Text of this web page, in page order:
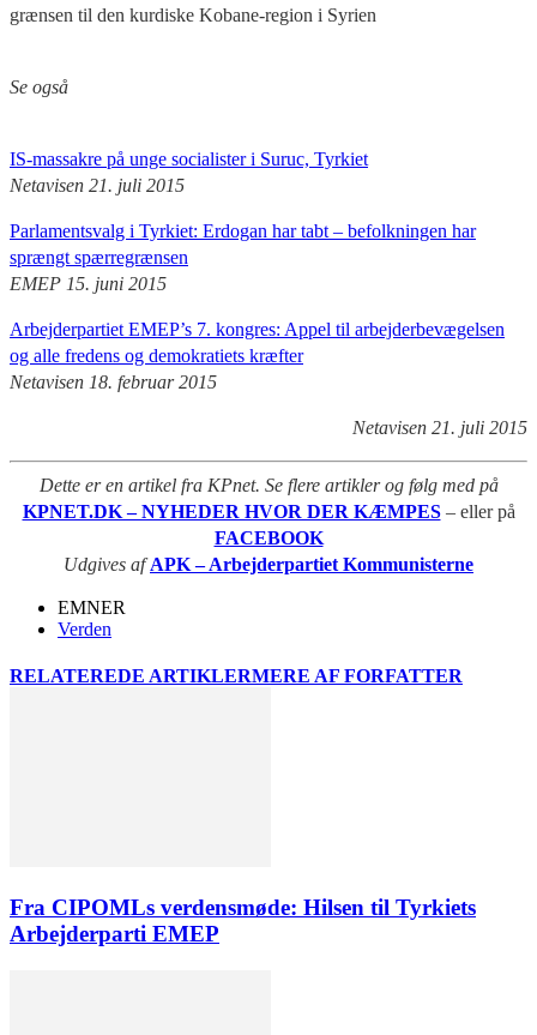
grænsen til den kurdiske Kobane-region i Syrien
Se også
IS-massakre på unge socialister i Suruc, Tyrkiet
Netavisen 21. juli 2015
Parlamentsvalg i Tyrkiet: Erdogan har tabt – befolkningen har
sprængt spærregrænsen
EMEP 15. juni 2015
Arbejderpartiet EMEP’s 7. kongres: Appel til arbejderbevægelsen
og alle fredens og demokratiets kræfter
Netavisen 18. februar 2015
Netavisen 21. juli 2015
Dette er en artikel fra KPnet. Se flere artikler og følg med på
KPNET.DK – NYHEDER HVOR DER KÆMPES – eller på
FACEBOOK
Udgives afAPK – Arbejderpartiet Kommunisterne
EMNER
Verden
RELATEREDE ARTIKLERMERE AF FORFATTER
Fra CIPOMLs verdensmøde: Hilsen til Tyrkiets
Arbejderparti EMEP